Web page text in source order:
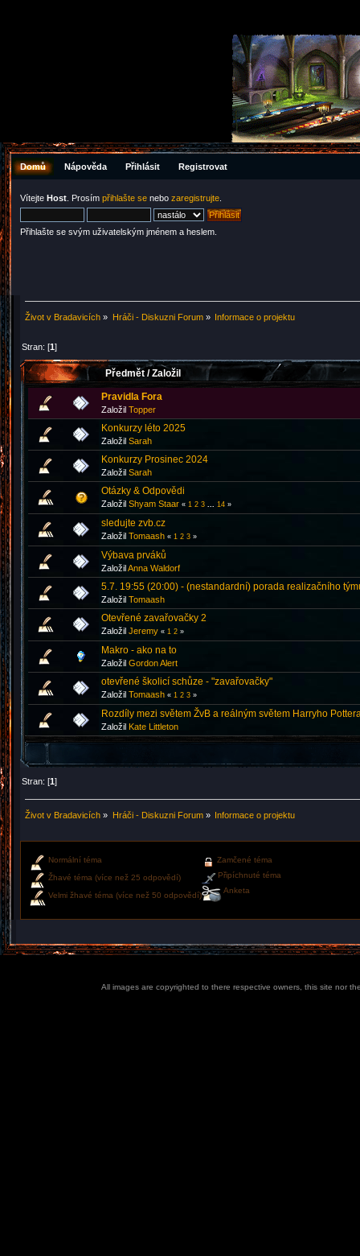
Domů Nápověda Přihlásit Registrovat
Vítejte Host . Prosím přihlašte se nebo zaregistrujte
Přihlašte se svým uživatelským jménem a heslem.
Život v Bradavicích » Hráči - Diskuzni Forum» Informace o projektu
Stran: [1]
Předmět /Založil
Pravidla Fora
Založil Topper
Konkurzy léto 2025
Založil Sarah
Konkurzy Prosinec 2024
Založil Sarah
Otázky & Odpovědi
Založil Shyam Staar « 1 2 3 14 »
sledujte zvb.cz
Založil Tomaash « 1 2 3 »
Výbava prváků
ZaložilAnna Waldorf
5.7. 19:55 (20:00) - (nestandardní) porada realizačního
Založil Tomaash
Otevřené zavařovačky 2
Založil Jeremy « 1 2 »
Makro - ako na to
Založil Gordon Alert
otevřené školicí schůze - "zavařovačky"
Založil Tomaash « 1 2 3 »
Rozdíly mezi světem ŽvB a reálným světem Harryho
Založil Kate Littleton
Stran: [1]
Život v Bradavicích » Hráči - Diskuzni Forum» Informace o projektu
Normální téma
Žhavé téma (více než 25 odpovědí)
Velmi žhavé téma (více než 50 odpovědí)
Zamčené téma
Připíchnuté téma
Anketa
All images are copyrighted to there respective owners, this site nor